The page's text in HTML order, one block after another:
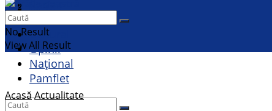
Contact
Cultural
Opinii
Național
Pamflet
No Result
View All Result
AcasăActualitate